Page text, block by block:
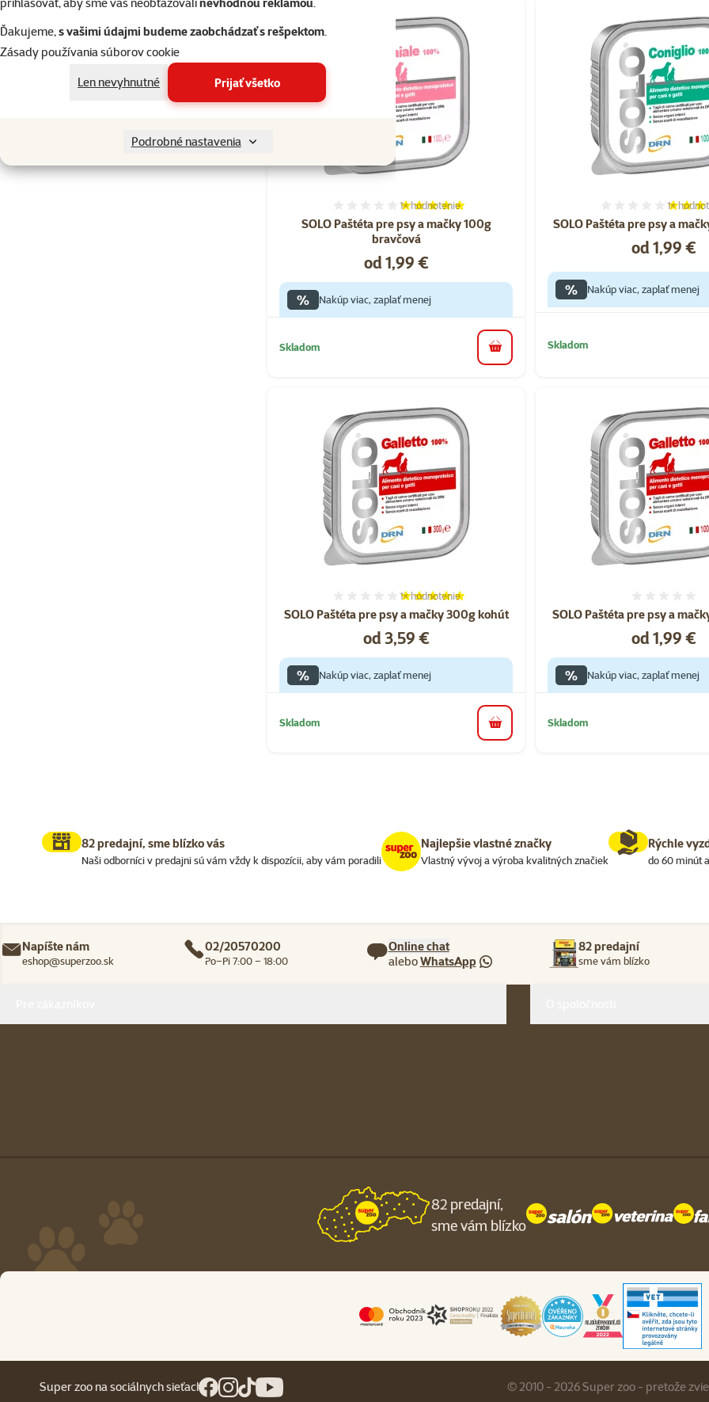
Ďakujeme,s vašimi údajmi budeme zaobchádzať s rešpektom.
Zásady používania súborov cookie
Len nevyhnutné
Prijať všetko
Podrobné nastavenia
SOLO Paštéta pre psy a mačky 100g
bravčová
Hodnotenie 100%, počet hodnotení: 1
1×hodnotenie
Cena
od 1,99 €
% Nakúp viac, zaplať menej
Skladom do košíka
SOLO Paštéta pre psy a
1×
Cena
od 1,99 €
% Nakúp viac, zaplať menej
Skladom
SOLO Paštéta pre psy a mačky 300g kohút
Hodnotenie 100%, počet hodnotení: 1
1×hodnotenie
Cena
od 3,59 €
% Nakúp viac, zaplať menej
Skladom do košíka
SOLO Paštéta pre psy a
Cena
od 1,99 €
% Nakúp viac, zaplať menej
Skladom
82 predajní, sme blízko vás
Naši odborníci v predajni sú vám vždy k dispozícii, aby vám poradili
Najlepšie vlastné značky
Vlastný vývoj a výroba kvalitných značiek
Rýchle
do 60 minút
Napíšte nám
eshop@superzoo.sk
02/20570200
Po–Pi 7:00 – 18:00
Online chat
aleboWhatsApp
82 predajní
sme vám blízko
82 predajní,
sme vám blízko
Super zoo na sociálnych sieťach © 2010 - 2026 Super zoo - pretože